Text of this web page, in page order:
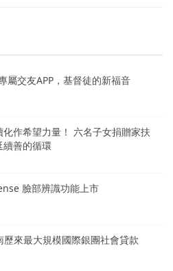
屬交友APP，基督徒的新福音
作希望力量！ 六名子女捐贈家扶
續善的循環
臉部辨識功能上市
歷來最大規模國際銀團社會貸款